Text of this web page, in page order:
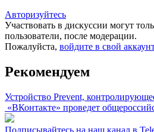
Авторизуйтесь
Участвовать в дискуссии могут
пользователи, после модерации.
Пожалуйста, войдите в свой
Рекомендуем
Устройство Prevent,
«ВКонтакте» проведет
Подписывайтесь на наш канал в